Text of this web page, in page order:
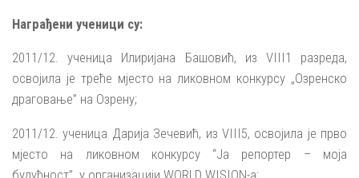
Награђени ученици су:
2011/12. ученица Илиријана Башовић, из VIII1 разреда,
освојила је треће мјесто на ликовном конкурсу „Озренско
драговање” на Озрену;
2011/12. ученица Дарија Зечевић, из VIII5, oсвојила је прво
мјесто на ликовном конкурсу “Ја репортер – моја